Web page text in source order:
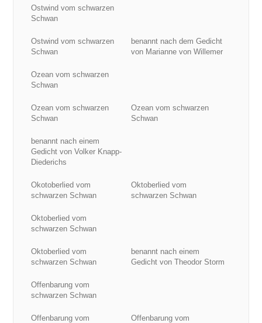
Ostwind vom schwarzen
Schwan
Ostwind vom schwarzen
Schwan
benannt nach dem Gedicht
von Marianne von Willemer
Ozean vom schwarzen
Schwan
Ozean vom schwarzen
Schwan
Ozean vom schwarzen
Schwan
benannt nach einem
Gedicht von Volker Knapp-
Diederichs
Okotoberlied vom
schwarzen Schwan
Oktoberlied vom
schwarzen Schwan
Oktoberlied vom
schwarzen Schwan
Oktoberlied vom
schwarzen Schwan
benannt nach einem
Gedicht von Theodor Storm
Offenbarung vom
schwarzen Schwan
Offenbarung vom
Offenbarung vom